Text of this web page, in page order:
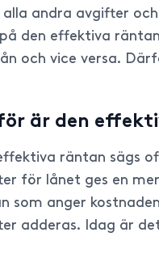
andra avgifter
den effektiva
och vice versa.
är den
räntan sägs
för lånet ges en
som anger
adderas. Idag är